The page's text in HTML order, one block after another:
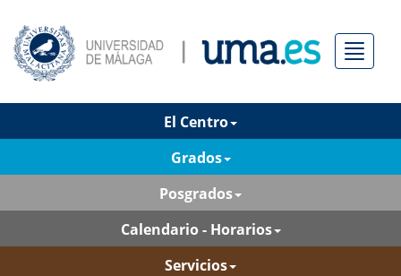
Menú
El Centro
Grados
Posgrados
Calendario - Horarios
Servicios